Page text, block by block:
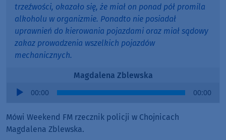
trzeźwości, okazało się, że miał on ponad pół promila
alkoholu w organizmie. Ponadto nie posiadał
uprawnień do kierowania pojazdami oraz miał sądowy
zakaz prowadzenia wszelkich pojazdów
mechanicznych.
Magdalena Zblewska
Audio
00:00 00:00
Mówi Weekend FM rzecznik policji w Chojnicach
Magdalena Zblewska.